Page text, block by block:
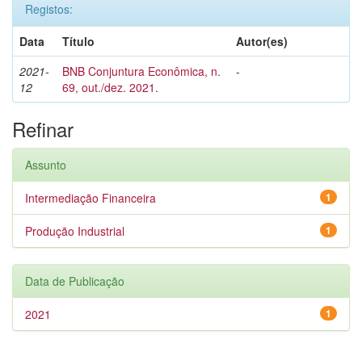
Registos:
Data
Título
Autor(es)
2021-
12
BNB Conjuntura Econômica, n.
69, out./dez. 2021.
-
Refinar
Assunto
1
Intermediação Financeira
1
Produção Industrial
Data de Publicação
1
2021